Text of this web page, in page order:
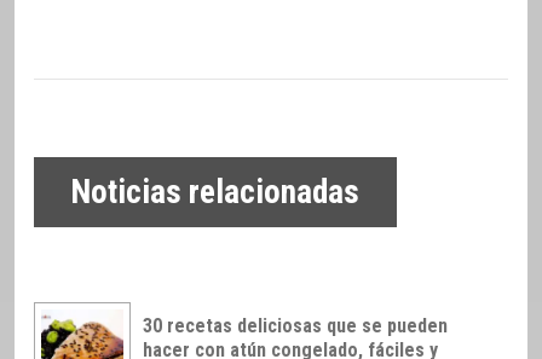
Noticias relacionadas
30 recetas deliciosas que se pueden
hacer con atún congelado, fáciles y